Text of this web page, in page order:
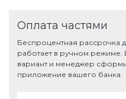
Оплата частями
Беспроцентная рассрочка
работает в ручном режиме.
вариант и менеджер
приложение вашего банка